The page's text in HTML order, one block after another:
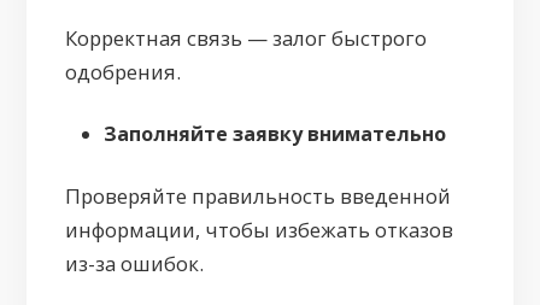
Корректная связь — залог быстрого
одобрения.
Заполняйте заявку внимательно
Проверяйте правильность введенной
информации, чтобы избежать отказов
из-за ошибок.